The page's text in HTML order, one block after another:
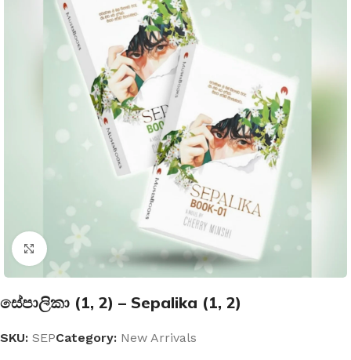
Click to enlarge
සේපාලිකා (1, 2) – Sepalika (1, 2)
SKU: SEPCategory: New Arrivals